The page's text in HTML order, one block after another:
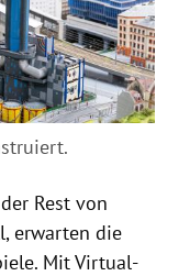
Rest von
erwarten die
Mit Virtual-